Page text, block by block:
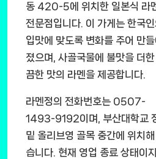
동 420-5에 위치한 일본식 라
전문점입니다. 이 가게는 한국인
입맛에 맞도록 변화를 주어 만들
졌으며, 사골국물에 불맛을 더
끔한 맛의 라멘을 제공합니다.
라멘정의 전화번호는 0507-
1493-9192이며, 부산대학교
밑 올리브영 골목 중간에 위치
습니다. 현재 영업 종료 상태이